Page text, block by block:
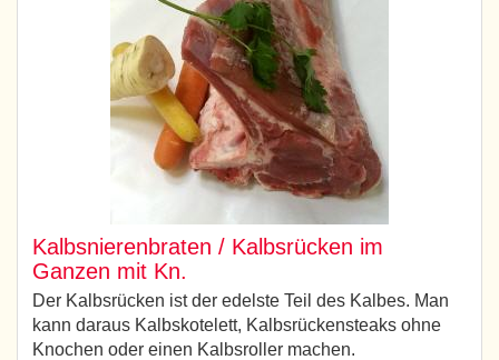
Kalbsnierenbraten / Kalbsrücken im
Ganzen mit Kn.
Der Kalbsrücken ist der edelste Teil des Kalbes. Man
kann daraus Kalbskotelett, Kalbsrückensteaks ohne
Knochen oder einen Kalbsroller machen.